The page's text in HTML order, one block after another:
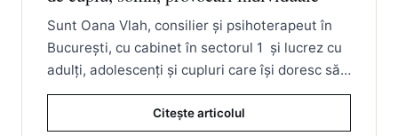
Sunt Oana Vlah, consilier și psihoterapeut în
București, cu cabinet în sectorul 1 și lucrez cu
adulți, adolescenți și cupluri care își doresc să…
Citește articolul